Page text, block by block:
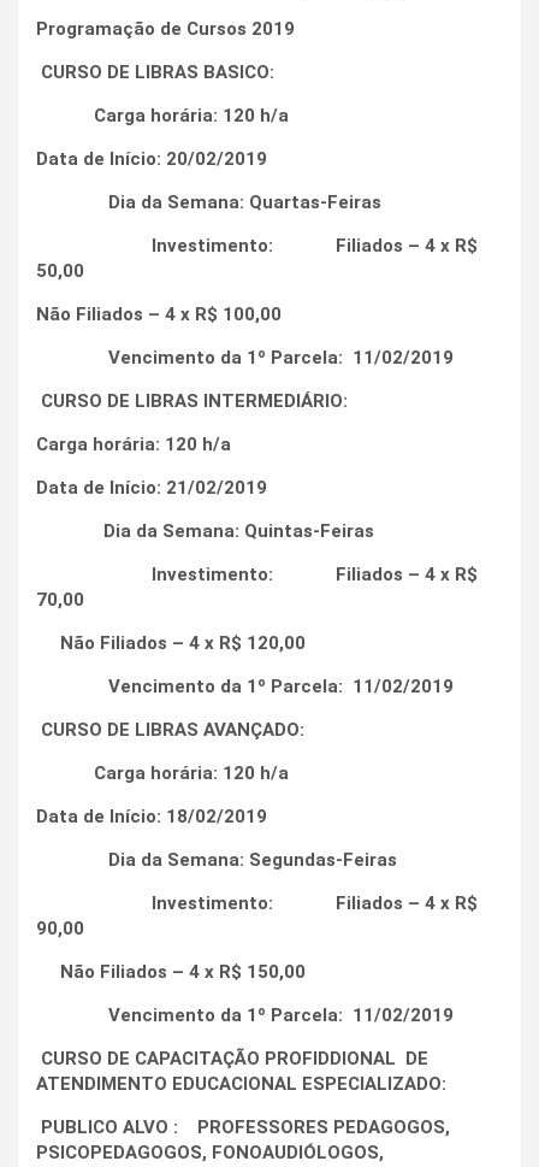
Programação de Cursos 2019
CURSO DE LIBRAS BASICO:
Carga horária: 120 h/a
Data de Início: 20/02/2019
Dia da Semana: Quartas-Feiras
Investimento: Filiados – 4 x R$
50,00
Não Filiados – 4 x R$ 100,00
Vencimento da 1º Parcela: 11/02/2019
CURSO DE LIBRAS INTERMEDIÁRIO:
Carga horária: 120 h/a
Data de Início: 21/02/2019
Dia da Semana: Quintas-Feiras
Investimento: Filiados – 4 x R$
70,00
Não Filiados – 4 x R$ 120,00
Vencimento da 1º Parcela: 11/02/2019
CURSO DE LIBRAS AVANÇADO:
Carga horária: 120 h/a
Data de Início: 18/02/2019
Dia da Semana: Segundas-Feiras
Investimento: Filiados – 4 x R$
90,00
Não Filiados – 4 x R$ 150,00
Vencimento da 1º Parcela: 11/02/2019
CURSO DE CAPACITAÇÃO PROFIDDIONAL DE
ATENDIMENTO EDUCACIONAL ESPECIALIZADO:
PUBLICO ALVO : PROFESSORES PEDAGOGOS,
PSICOPEDAGOGOS, FONOAUDIÓLOGOS,